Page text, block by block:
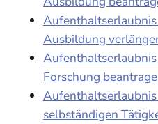
Ausbildung
Forschung
selbständigen